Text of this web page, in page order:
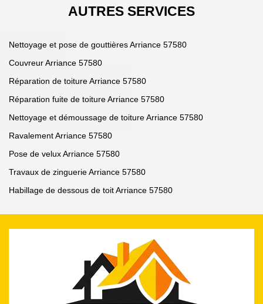
AUTRES SERVICES
Nettoyage et pose de gouttières Arriance 57580
Couvreur Arriance 57580
Réparation de toiture Arriance 57580
Réparation fuite de toiture Arriance 57580
Nettoyage et démoussage de toiture Arriance 57580
Ravalement Arriance 57580
Pose de velux Arriance 57580
Travaux de zinguerie Arriance 57580
Habillage de dessous de toit Arriance 57580